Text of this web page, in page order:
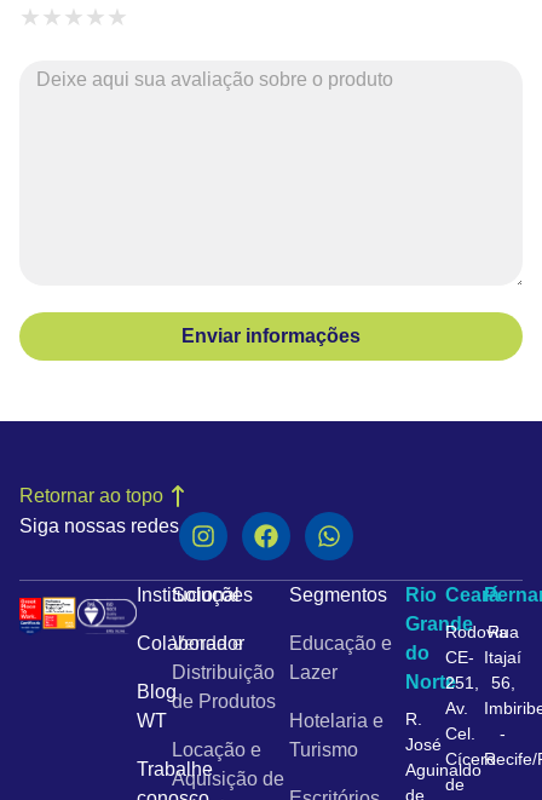
★
★
★
★
★
Enviar informações
Siga nossas redes
Retornar ao topo
Institucional
Colaborador
Blog
WT
Trabalhe
Soluções
Venda e
Distribuição
de Produtos
Locação e
Aquisição de
Segmentos
Educação e
Lazer
Hotelaria e
Turismo
Rio
Grande
do
Norte
R.
José
Aguinaldo
de
Ceará
Rodovia
CE-
251,
Av.
Cel.
Cícero
de
Rua
Itajaí
56,
-
Recife/